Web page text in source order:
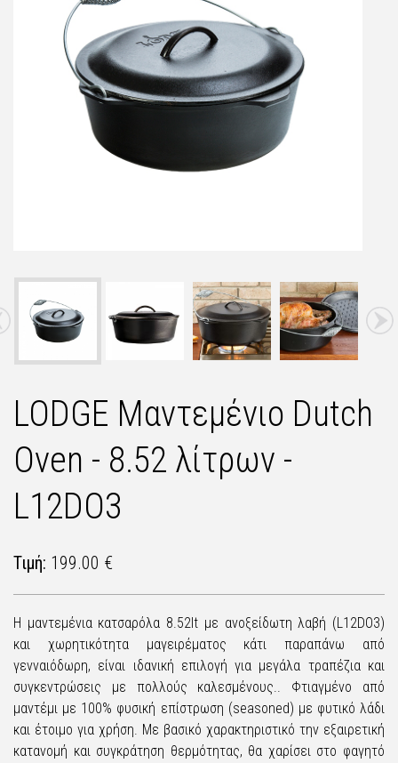
LODGE Μαντεμένιο Dutch
Oven - 8.52 λίτρων -
L12DO3
Τιμή: 199.00 €
Η μαντεμένια κατσαρόλα 8.52lt με ανοξείδωτη λαβή (L12DO3)
και χωρητικότητα μαγειρέματος κάτι παραπάνω από
γενναιόδωρη, είναι ιδανική επιλογή για μεγάλα τραπέζια και
συγκεντρώσεις με πολλούς καλεσμένους.. Φτιαγμένο από
μαντέμι με 100% φυσική επίστρωση (seasoned) με φυτικό λάδι
και έτοιμο για χρήση. Με βασικό χαρακτηριστικό την εξαιρετική
κατανομή και συγκράτηση θερμότητας, θα χαρίσει στο φαγητό